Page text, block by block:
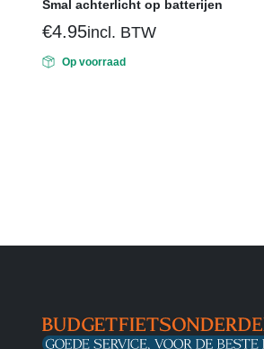
Smal achterlicht op batterijen
€4.95incl. BTW
Op voorraad